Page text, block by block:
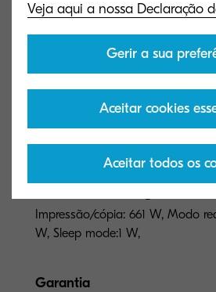
Velocidade do motor
Cerca de 17 segundos ou menos
Impressão/cópia: 661 W, Modo
W, Sleep mode:1 W,
Garantia
Veja aqui a nossa Declaração
Gerir a sua
Aceitar cookies
Aceitar todos os